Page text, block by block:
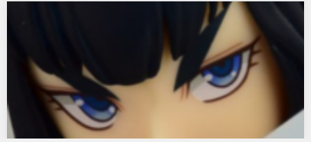
ファット・カンパニーのキルラキル 鬼龍院皐月 神衣純潔ver.です。 纏